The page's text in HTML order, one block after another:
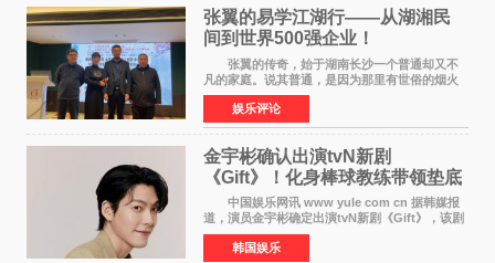
张翼的易学江湖行——从湖湘民
间到世界500强企业！
张翼的传奇，始于湖南长沙一个普通却又不
凡的家庭。说其普通，是因为那里有世俗的烟火
气；说其不凡，是因为家中有一位洞悉天地玄机
的长者——他的爷爷。作为当地的风水师，爷爷
是张翼走进易学
娱乐评论
金宇彬确认出演tvN新剧
《Gift》！化身棒球教练带领垫底
球队逆袭
中国娱乐网讯 www yule com cn 据韩媒报
道，演员金宇彬确定出演tvN新剧《Gift》，该剧
预计将于下半年播出，引发观众高度期待。
本剧改编自同名网络漫画，讲述一位经历意外事
韩国娱乐